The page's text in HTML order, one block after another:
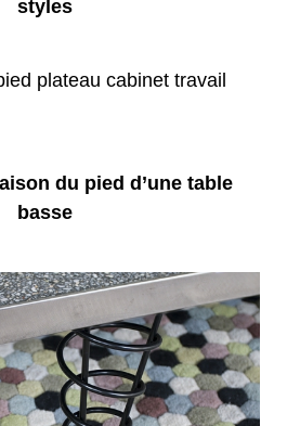
styles
du pied d’une table
basse